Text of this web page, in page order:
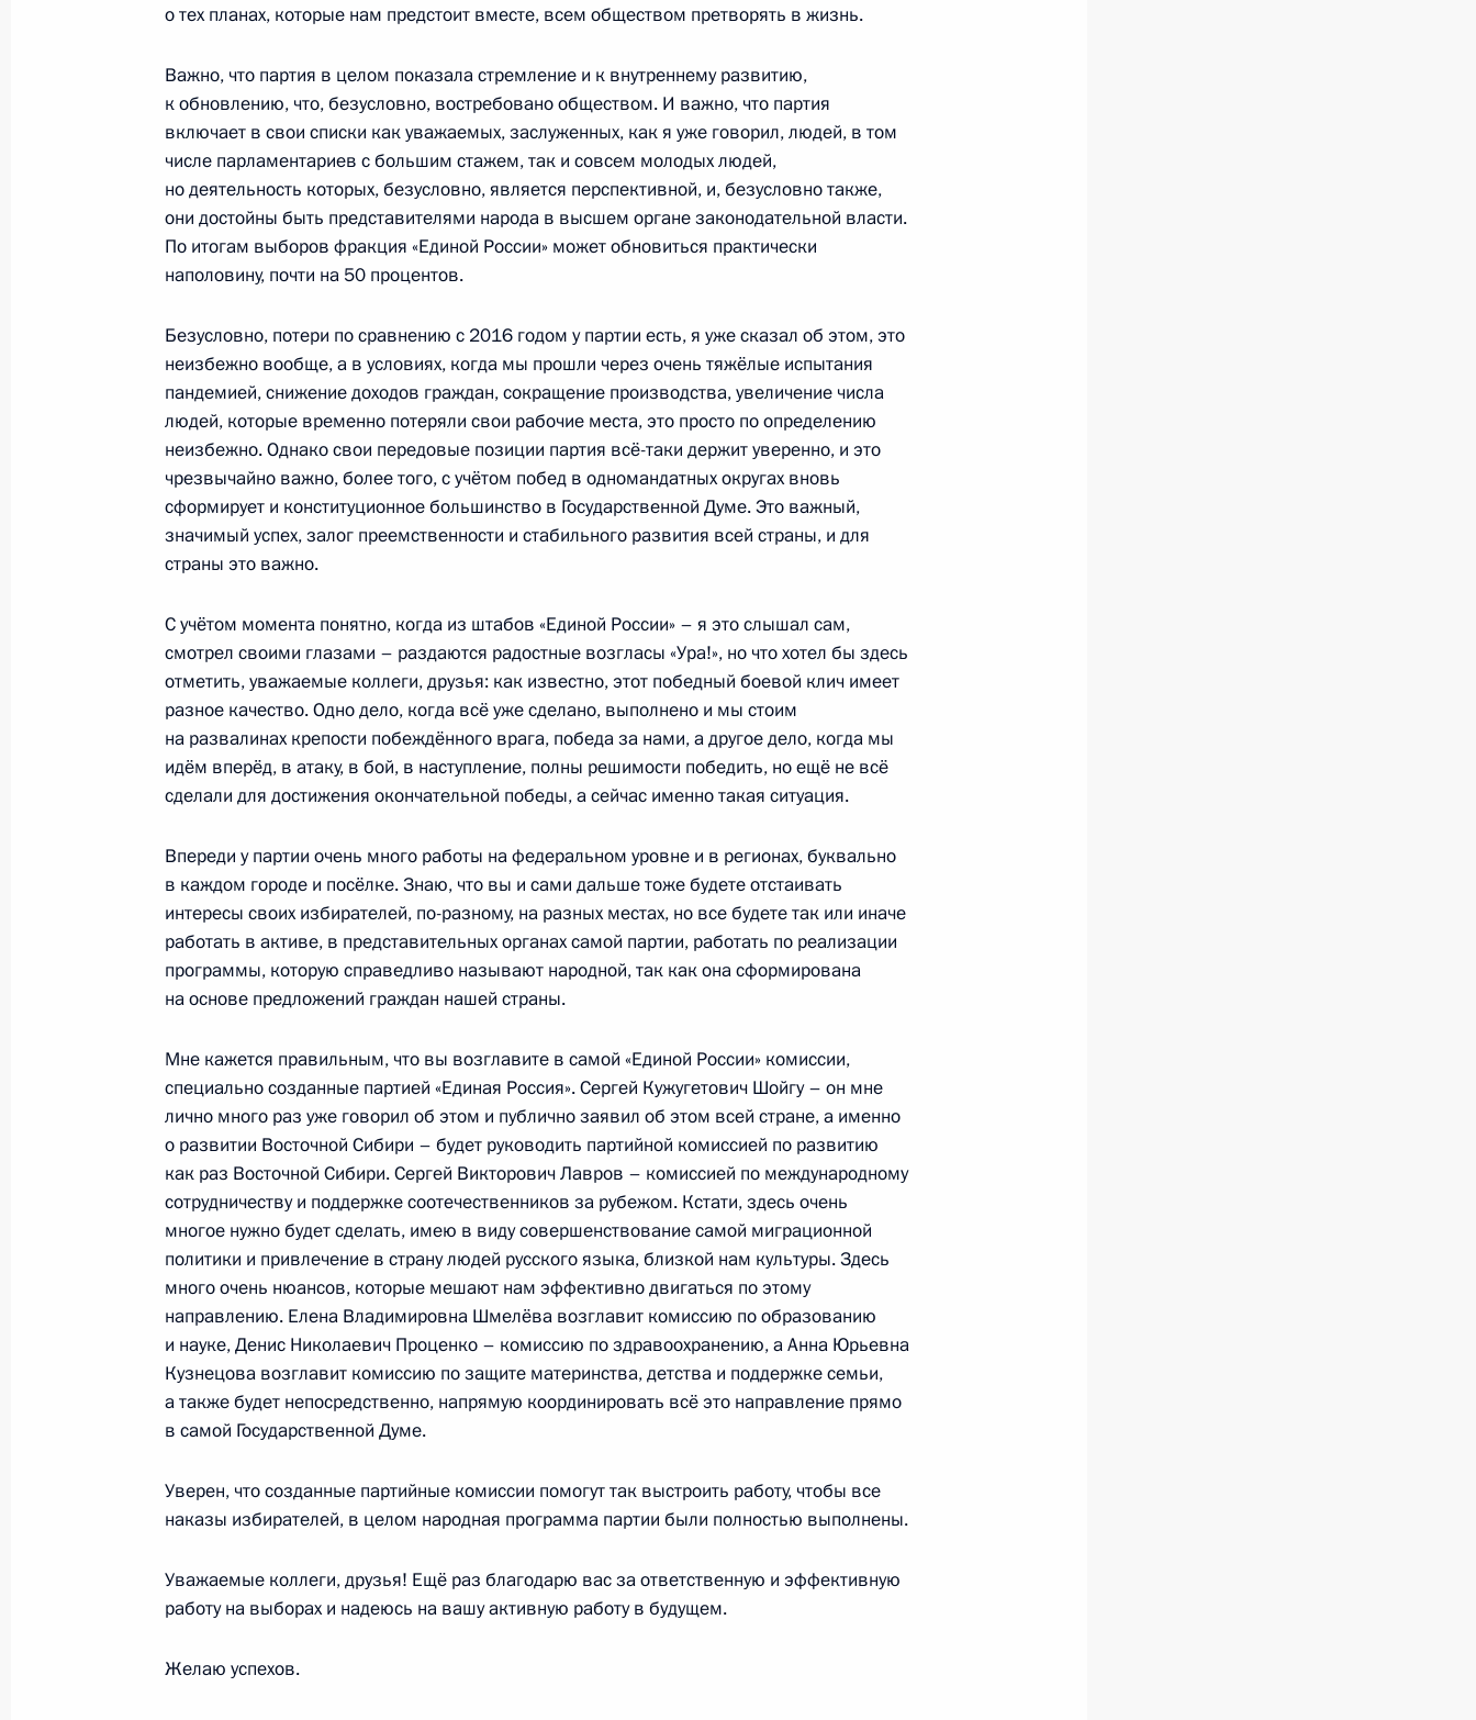
27 сентября 2021 года, понедельник
Заседание Совета Безопасности
27 сентября 2021 года, 14:50 Московская область, Ново-Огарёво
Встреча с Председателем Правительства и вице-премьерами
27 сентября 2021 года, 14:00 Московская область, Ново-Огарёво
Встреча с лидерами предвыборного списка партии «Единая
Россия»
27 сентября 2021 года, 13:40 Московская область, Ново-Огарёво
2
25 сентября 2021 года, суббота
Встреча с избранными главами регионов
Встреча с руководством политических партий
25 сентября 2021 года, 18:20 Московская область, Ново-Огарёво
Совещание с постоянными членами Совета Безопасности
24 сентября 2021 года, 14:30 Московская область, Ново-Огарёво
Встреча с главой Республики Марий Эл Александром
Евстифеевым
23 сентября 2021 года, 14:05 Московская область, Ново-Огарёво
22 сентября 2021 года, среда
Встреча с главой Республики Адыгея Муратом Кумпиловым
22 сентября 2021 года, 13:45 Московская область, Ново-Огарёво
Обращение к участникам конгресса Международной федерации
22 сентября 2021 года, 10:00 Московская область, Ново-Огарёво
21 сентября 2021 года, вторник
21 сентября 2021 года, 15:00
о тех планах, которые нам предстоит вместе, всем обществом претворять в жизнь.
Важно, что партия в целом показала стремление и к внутреннему развитию,
к обновлению, что, безусловно, востребовано обществом. И важно, что партия
включает в свои списки как уважаемых, заслуженных, как я уже говорил, людей, в том
числе парламентариев с большим стажем, так и совсем молодых людей,
но деятельность которых, безусловно, является перспективной, и, безусловно также,
они достойны быть представителями народа в высшем органе законодательной власти.
По итогам выборов фракция «Единой России» может обновиться практически
наполовину, почти на 50 процентов.
Безусловно, потери по сравнению с 2016 годом у партии есть, я уже сказал об этом, это
неизбежно вообще, а в условиях, когда мы прошли через очень тяжёлые испытания
пандемией, снижение доходов граждан, сокращение производства, увеличение числа
людей, которые временно потеряли свои рабочие места, это просто по определению
неизбежно. Однако свои передовые позиции партия всё-таки держит уверенно, и это
чрезвычайно важно, более того, с учётом побед в одномандатных округах вновь
сформирует и конституционное большинство в Государственной Думе. Это важный,
значимый успех, залог преемственности и стабильного развития всей страны, и для
страны это важно.
С учётом момента понятно, когда из штабов «Единой России» – я это слышал сам,
смотрел своими глазами – раздаются радостные возгласы «Ура!», но что хотел бы здесь
отметить, уважаемые коллеги, друзья: как известно, этот победный боевой клич имеет
разное качество. Одно дело, когда всё уже сделано, выполнено и мы стоим
на развалинах крепости побеждённого врага, победа за нами, а другое дело, когда мы
идём вперёд, в атаку, в бой, в наступление, полны решимости победить, но ещё не всё
сделали для достижения окончательной победы, а сейчас именно такая ситуация.
Впереди у партии очень много работы на федеральном уровне и в регионах, буквально
в каждом городе и посёлке. Знаю, что вы и сами дальше тоже будете отстаивать
интересы своих избирателей, по-разному, на разных местах, но все будете так или иначе
работать в активе, в представительных органах самой партии, работать по реализации
программы, которую справедливо называют народной, так как она сформирована
на основе предложений граждан нашей страны.
Мне кажется правильным, что вы возглавите в самой «Единой России» комиссии,
специально созданные партией «Единая Россия». Сергей Кужугетович Шойгу – он мне
лично много раз уже говорил об этом и публично заявил об этом всей стране, а именно
о развитии Восточной Сибири – будет руководить партийной комиссией по развитию
как раз Восточной Сибири. Сергей Викторович Лавров – комиссией по международному
сотрудничеству и поддержке соотечественников за рубежом. Кстати, здесь очень
многое нужно будет сделать, имею в виду совершенствование самой миграционной
политики и привлечение в страну людей русского языка, близкой нам культуры. Здесь
много очень нюансов, которые мешают нам эффективно двигаться по этому
направлению. Елена Владимировна Шмелёва возглавит комиссию по образованию
и науке, Денис Николаевич Проценко – комиссию по здравоохранению, а Анна Юрьевна
Кузнецова возглавит комиссию по защите материнства, детства и поддержке семьи,
а также будет непосредственно, напрямую координировать всё это направление прямо
в самой Государственной Думе.
Уверен, что созданные партийные комиссии помогут так выстроить работу, чтобы все
наказы избирателей, в целом народная программа партии были полностью выполнены.
Уважаемые коллеги, друзья! Ещё раз благодарю вас за ответственную и эффективную
работу на выборах и надеюсь на вашу активную работу в будущем.
Желаю успехов.